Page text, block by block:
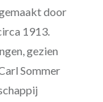
door
1913.
gezien
Sommer